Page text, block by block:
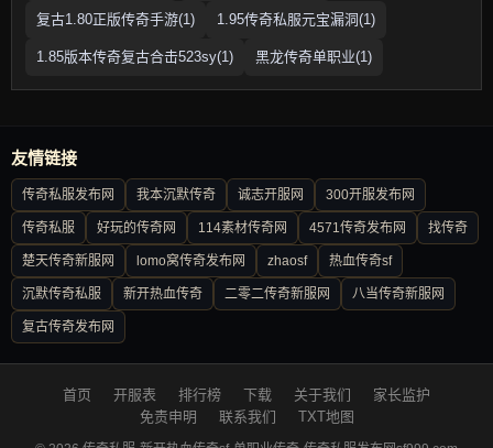
复古1.80正版传奇手游(1) 1.95传奇私服元宝漏洞(1)
1.85版本传奇复古合击523sy(1) 黑龙传奇单职业(1)
友情链接
传奇私服发布网 我本沉默传奇 诚志开服网 300开服发布网
传奇私服 好玩的传奇网 114素材传奇网 4571传奇发布网 找传奇
楚天传奇新服网 lomo窝传奇发布网 zhaosf 热血传奇sf
沉默传奇私服 新开热血传奇 二零二传奇新服网 八当传奇新服网
复古传奇发布网
首页 开服表 排行榜 下载 关于我们
家长监护
免责申明
联系我们 TXT地图